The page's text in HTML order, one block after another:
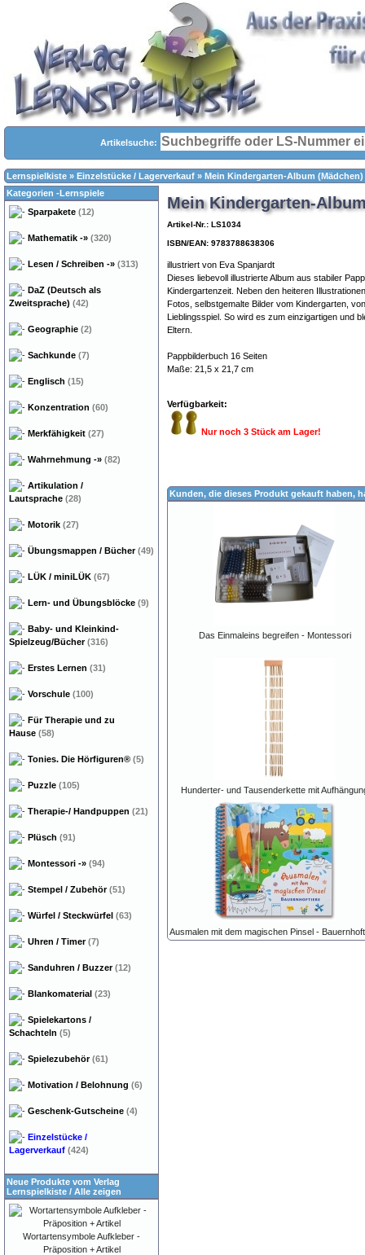
Artikelsuche:
Lernspielkiste » Einzelstücke / Lagerverkauf » Mein Kindergarten-Album (Mädchen)
Mein Kindergarten-
Artikel-Nr.: LS1034
ISBN/EAN: 9783788638306
illustriert von Eva Spanjardt
Dieses liebevoll illustrierte Album aus stabiler
Kindergartenzeit. Neben den heiteren
Fotos, selbstgemalte Bilder vom Kindergarten,
Lieblingsspiel. So wird es zum einzigartigen und
Eltern.
Pappbilderbuch 16 Seiten
Maße: 21,5 x 21,7 cm
Verfügbarkeit:
Nur noch 3 Stück am Lager!
Kunden, die dieses Produkt gekauft haben,
Das Einmaleins begreifen - Montessori
Hunderter- und Tausenderkette mit
Ausmalen mit dem magischen Pinsel -
Kategorien -Lernspiele
Sparpakete (12)
Mathematik -» (320)
Lesen / Schreiben -» (313)
DaZ (Deutsch als
Zweitsprache) (42)
Geographie (2)
Sachkunde (7)
Englisch (15)
Konzentration (60)
Merkfähigkeit (27)
Wahrnehmung -» (82)
Artikulation /
Lautsprache (28)
Motorik (27)
Übungsmappen / Bücher(49)
LÜK / miniLÜK (67)
Lern- und Übungsblöcke (9)
Baby- und Kleinkind-
Spielzeug/Bücher(316)
Erstes Lernen (31)
Vorschule (100)
Für Therapie und zu
Hause (58)
Tonies. Die Hörfiguren® (5)
Puzzle (105)
Therapie-/ Handpuppen (21)
Plüsch (91)
Montessori -» (94)
Stempel / Zubehör(51)
Würfel / Steckwürfel (63)
Uhren / Timer(7)
Sanduhren / Buzzer(12)
Blankomaterial (23)
Spielekartons /
Schachteln (5)
Spielezubehör(61)
Motivation / Belohnung (6)
Geschenk-Gutscheine (4)
Einzelstücke /
Lagerverkauf (424)
Neue Produkte vom Verlag
Lernspielkiste / Alle zeigen
Wortartensymbole Aufkleber -
Präposition + Artikel